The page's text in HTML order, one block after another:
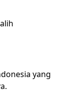
yang